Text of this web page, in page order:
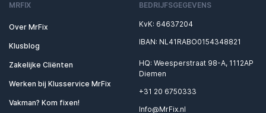
MRFIX
Over MrFix
Klusblog
Zakelijke Cliënten
Werken bij Klusservice MrFix
Vakman? Kom fixen!
BEDRIJFSGEGEVENS
KvK: 64637204
IBAN: NL41RABO0154348821
HQ: Weesperstraat 98-A, 1112AP
Diemen
+31 20 6750333
Info@MrFix.nl